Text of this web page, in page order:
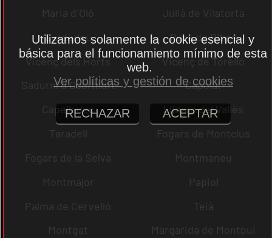
Maria d´Oló
Julià de Vilatorta
Cardedeu
Pere de Ribes
Vicenç dels Horts
Vicenç de Torelló
Sadurní d´Osormort
Capolat
Capellades
Llinars del Vallès
Taradell
Fogars de Montclús
Fogars de la Selva
Montmaneu
Montmajor
Papiol
Palma de Cervelló
Teià
Montgat
Margarida de Montbui
Utilizamos solamente la cookie esencial y
básica para el funcionamiento mínimo de esta
web.
Ver políticas y gestión de cookies
RECHAZAR ACEPTAR